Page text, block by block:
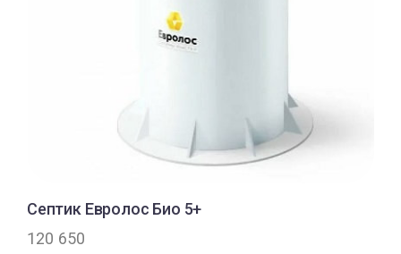
Септик Евролос Био 5+
120 650